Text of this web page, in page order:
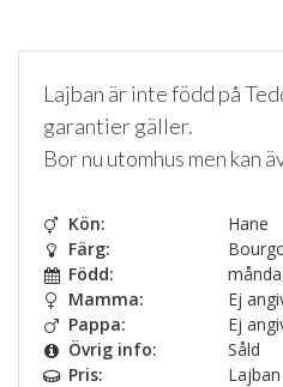
Lajban är inte född på
garantier gäller.
Bor nu utomhus men kan
Kön:
Hane
Färg:
Född:
Mamma:
Ej
Pappa:
Ej
Övrig info:
Såld
Pris: